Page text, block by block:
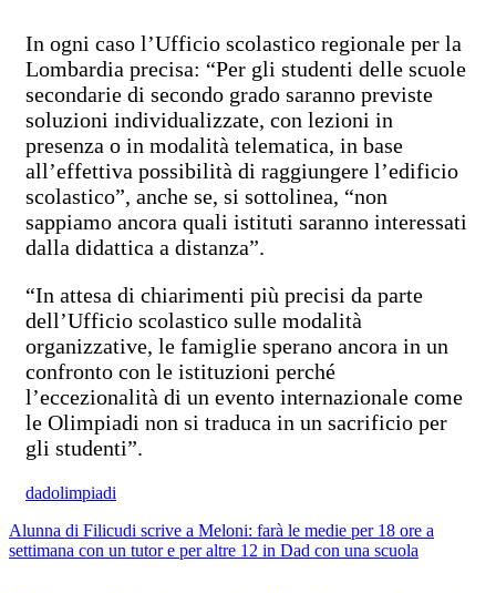
In ogni caso l’Ufficio scolastico regionale per la
Lombardia precisa: “Per gli studenti delle scuole
secondarie di secondo grado saranno previste
soluzioni individualizzate, con lezioni in
presenza o in modalità telematica, in base
all’effettiva possibilità di raggiungere l’edificio
scolastico”, anche se, si sottolinea, “non
sappiamo ancora quali istituti saranno interessati
dalla didattica a distanza”.
“In attesa di chiarimenti più precisi da parte
dell’Ufficio scolastico sulle modalità
organizzative, le famiglie sperano ancora in un
confronto con le istituzioni perché
l’eccezionalità di un evento internazionale come
le Olimpiadi non si traduca in un sacrificio per
gli studenti”.
dadolimpiadi
Alunna di Filicudi scrive a Meloni: farà le medie per 18 ore a
settimana con un tutor e per altre 12 in Dad con una scuola